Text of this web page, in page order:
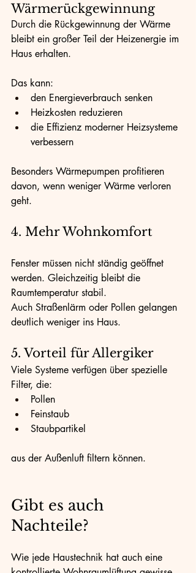
Wärmerückgewinnung
Durch die Rückgewinnung der Wärme
bleibt ein großer Teil der Heizenergie im
Haus erhalten.
Das kann:
den Energieverbrauch senken
Heizkosten reduzieren
die Effizienz moderner Heizsysteme
verbessern
Besonders Wärmepumpen profitieren
davon, wenn weniger Wärme verloren
geht.
4. Mehr Wohnkomfort
Fenster müssen nicht ständig geöffnet
werden. Gleichzeitig bleibt die
Raumtemperatur stabil.
Auch Straßenlärm oder Pollen gelangen
deutlich weniger ins Haus.
5. Vorteil für Allergiker
Viele Systeme verfügen über spezielle
Filter, die:
Pollen
Feinstaub
Staubpartikel
aus der Außenluft filtern können.
Gibt es auch
Nachteile?
Wie jede Haustechnik hat auch eine